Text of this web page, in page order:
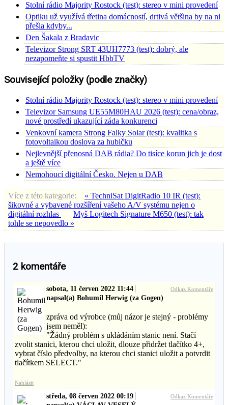
Stolní rádio Majority Rostock (test): stereo v mini provedení
Optiku už využívá třetina domácností, drtivá většina by na ni
přešla kdyby...
Den Šakala z Bradavic
Televizor Strong SRT 43UH7773 (test): dobrý, ale
nezapomeňte si spustit HbbTV
Související položky (podle značky)
Stolní rádio Majority Rostock (test): stereo v mini provedení
Televizor Samsung UE55M80HAU 2026 (test): cena/obraz,
nové prostředí ukazující záda konkurenci
Venkovní kamera Strong Falky Solar (test): kvalitka s
fotovoltaikou doslova za hubičku
Nejlevnější přenosná DAB rádia? Do tisíce korun jich je dost
a ještě více
Nemohoucí digitální Česko. Nejen u DAB
Více z této kategorie:
« TechniSat DigitRadio 10 IR (test):
šikovné a vybavené rozšíření vašeho A/V systému nejen o
digitální rozhlas
Myš Logitech Signature M650 (test): tak
tohle se nepovedlo »
2 komentáře
Odkaz Komentáře
sobota, 11 červen 2022 11:44
napsal(a) Bohumil Herwig (za Gogen)
zpráva od výrobce (můj názor je stejný - problémy
jsem neměl):
"Žádný problém s ukládáním stanic není. Stačí
zvolit stanici, kterou chci uložit, dlouze přidržet tlačítko 4+,
vybrat číslo předvolby, na kterou chci stanici uložit a potvrdit
tlačítkem SELECT."
Nahlásit
Odkaz Komentáře
středa, 08 červen 2022 00:19